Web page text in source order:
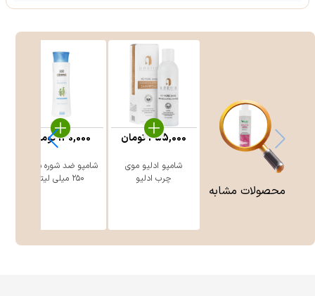
محصولات مشابه
شامپو ادلیو موی
چرب ادلیو
455,000تومان
شامپو ضد شوره سینره
۲۵۰ میلی لیتر
130,000تومان